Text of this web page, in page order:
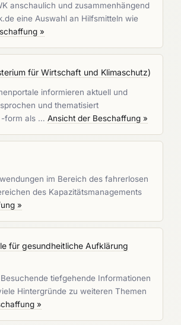
anschaulich und zusammenhängend
eine Auswahl an Hilfsmitteln wie
»
für Wirtschaft und Klimaschutz)
informieren aktuell und
und thematisiert
-form als … Ansicht der Beschaffung »
im Bereich des fahrerlosen
des Kapazitätsmanagements
»
für gesundheitliche Aufklärung
tiefgehende Informationen
Hintergründe zu weiteren Themen
»